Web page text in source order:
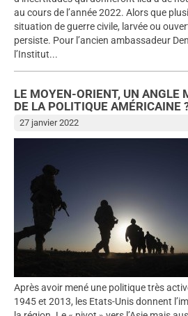
au cours de l’année 2022. Alors que
situation de guerre civile, larvée ou
persiste. Pour l’ancien ambassadeur
l’Institut...
LE MOYEN-ORIENT, UN ANGLE
DE LA POLITIQUE AMÉRICAINE
27 janvier 2022
Après avoir mené une politique très
1945 et 2013, les Etats-Unis donnent